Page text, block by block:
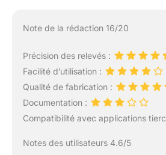
capteur
suite. Le
WS80/
adapté à
réflexion
ne fera
neige
Note de la rédaction 16/20
Précision des relevés :
Facilité d’utilisation :
Qualité de fabrication :
Documentation :
Compatibilité avec applications
Notes des utilisateurs 4.6/5